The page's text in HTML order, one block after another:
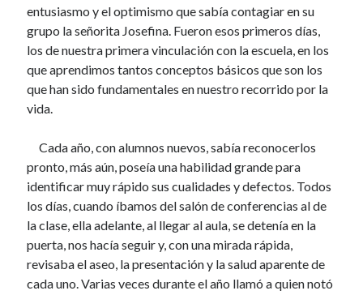
LAS DOS VIOLETAS
12 octubre, 2020
EL PEROL CON LAS MORROCOTAS(r)
13 septiembre, 2020
EL ÚLTIMO VIAJE DE ULISES
29 agosto, 2020
A MI AMIGO, EL ODONTÓLOGO
DONATO RIOS: UN GRAN TODERO
19 agosto, 2020
ARMADOS(r)
31 julio, 2020
LA SEÑORITA JOSEFINA
11 julio, 2020
EL HAMBRE ES DE COLORES
20 junio, 2020
JUANITO
6 junio, 2020
entusiasmo y el optimismo que sabía contagiar en su
grupo la señorita Josefina. Fueron esos primeros días,
los de nuestra primera vinculación con la escuela, en los
que aprendimos tantos conceptos básicos que son los
que han sido fundamentales en nuestro recorrido por la
vida.
Cada año, con alumnos nuevos, sabía reconocerlos
pronto, más aún, poseía una habilidad grande para
identificar muy rápido sus cualidades y defectos. Todos
los días, cuando íbamos del salón de conferencias al de
la clase, ella adelante, al llegar al aula, se detenía en la
puerta, nos hacía seguir y, con una mirada rápida,
revisaba el aseo, la presentación y la salud aparente de
cada uno. Varias veces durante el año llamó a quien notó